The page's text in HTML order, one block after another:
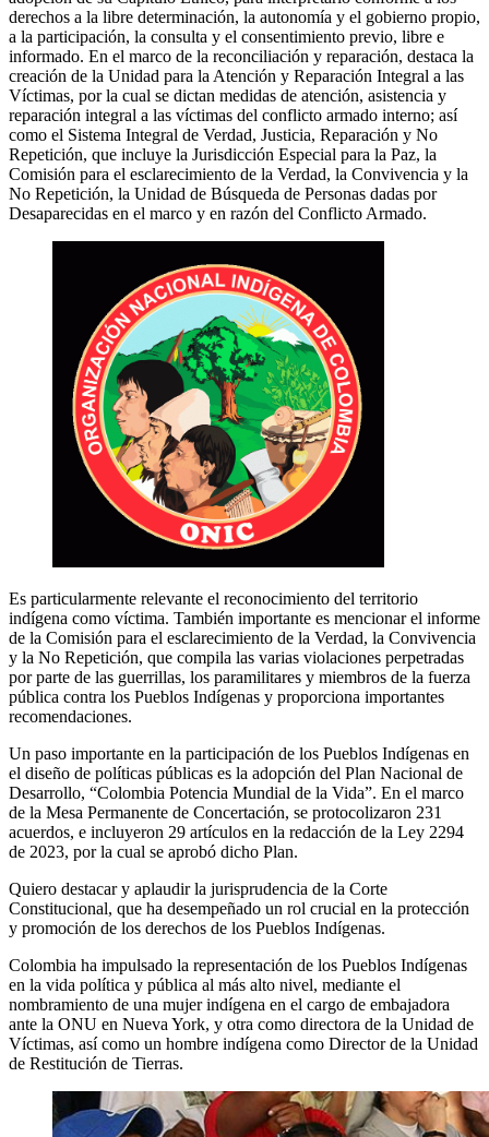
derechos a la libre determinación, la autonomía y el gobierno propio,
a la participación, la consulta y el consentimiento previo, libre e
informado. En el marco de la reconciliación y reparación, destaca la
creación de la Unidad para la Atención y Reparación Integral a las
Víctimas, por la cual se dictan medidas de atención, asistencia y
reparación integral a las víctimas del conflicto armado interno; así
como el Sistema Integral de Verdad, Justicia, Reparación y No
Repetición, que incluye la Jurisdicción Especial para la Paz, la
Comisión para el esclarecimiento de la Verdad, la Convivencia y la
No Repetición, la Unidad de Búsqueda de Personas dadas por
Desaparecidas en el marco y en razón del Conflicto Armado.
Es particularmente relevante el reconocimiento del territorio
indígena como víctima. También importante es mencionar el informe
de la Comisión para el esclarecimiento de la Verdad, la Convivencia
y la No Repetición, que compila las varias violaciones perpetradas
por parte de las guerrillas, los paramilitares y miembros de la fuerza
pública contra los Pueblos Indígenas y proporciona importantes
recomendaciones.
Un paso importante en la participación de los Pueblos Indígenas en
el diseño de políticas públicas es la adopción del Plan Nacional de
Desarrollo, “Colombia Potencia Mundial de la Vida”. En el marco
de la Mesa Permanente de Concertación, se protocolizaron 231
acuerdos, e incluyeron 29 artículos en la redacción de la Ley 2294
de 2023, por la cual se aprobó dicho Plan.
Quiero destacar y aplaudir la jurisprudencia de la Corte
Constitucional, que ha desempeñado un rol crucial en la protección
y promoción de los derechos de los Pueblos Indígenas.
Colombia ha impulsado la representación de los Pueblos Indígenas
en la vida política y pública al más alto nivel, mediante el
nombramiento de una mujer indígena en el cargo de embajadora
ante la ONU en Nueva York, y otra como directora de la Unidad de
Víctimas, así como un hombre indígena como Director de la Unidad
de Restitución de Tierras.